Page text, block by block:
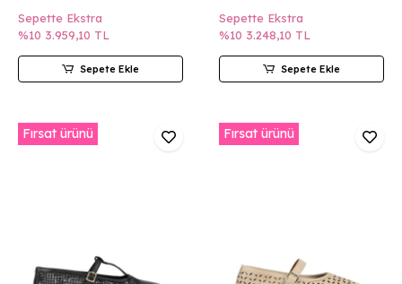
Sepette Ekstra
%10 3.959,10 TL
Sepete Ekle
Sepette Ekstra
%10 3.248,10 TL
Sepete Ekle
Fırsat ürünü Fırsat ürünü